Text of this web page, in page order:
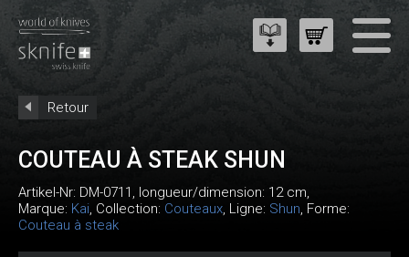
Retour
COUTEAU À STEAK SHUN
Artikel-Nr: DM-0711 , longueur/dimension: 12 cm,
Marque: Kai, Collection: Couteaux, Ligne: Shun, Forme:
Couteau à steak